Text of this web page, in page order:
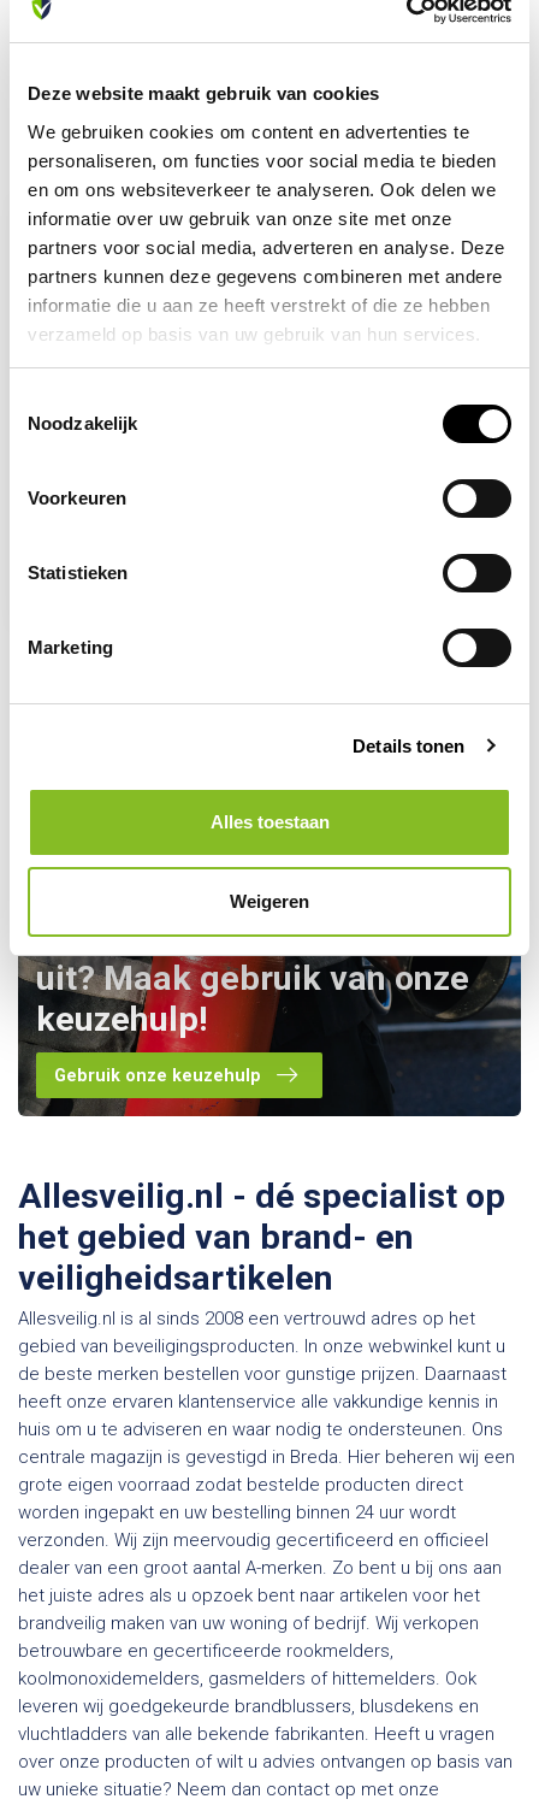
Deze website maakt gebruik van cookies
We gebruiken cookies om content en advertenties te
personaliseren, om functies voor social media te bieden
en om ons websiteverkeer te analyseren. Ook delen we
informatie over uw gebruik van onze site met onze
partners voor social media, adverteren en analyse. Deze
partners kunnen deze gegevens combineren met andere
informatie die u aan ze heeft verstrekt of die ze hebben
verzameld op basis van uw gebruik van hun services.
Noodzakelijk
Voorkeuren
Statistieken
Marketing
Details tonen
Alles toestaan
Weigeren
+31 (0) 6 82095086
Recent bekeken
GHS 07
Stukprijs:
Kom je er toch niet helemaal
uit? Maak gebruik van onze
keuzehulp!
Gebruik onze keuzehulp
Allesveilig.nl - dé specialist op
het gebied van brand- en
veiligheidsartikelen
Allesveilig.nl is al sinds 2008 een vertrouwd adres op het
gebied van beveiligingsproducten. In onze webwinkel kunt u
de beste merken bestellen voor gunstige prijzen. Daarnaast
heeft onze ervaren klantenservice alle vakkundige kennis in
huis om u te adviseren en waar nodig te ondersteunen. Ons
centrale magazijn is gevestigd in Breda. Hier beheren wij een
grote eigen voorraad zodat bestelde producten direct
worden ingepakt en uw bestelling binnen 24 uur wordt
verzonden. Wij zijn meervoudig gecertificeerd en officieel
dealer van een groot aantal A-merken. Zo bent u bij ons aan
het juiste adres als u opzoek bent naar artikelen voor het
brandveilig maken van uw woning of bedrijf. Wij verkopen
betrouwbare en gecertificeerde rookmelders,
koolmonoxidemelders, gasmelders of hittemelders. Ook
leveren wij goedgekeurde brandblussers, blusdekens en
vluchtladders van alle bekende fabrikanten. Heeft u vragen
over onze producten of wilt u advies ontvangen op basis van
uw unieke situatie? Neem dan contact op met onze